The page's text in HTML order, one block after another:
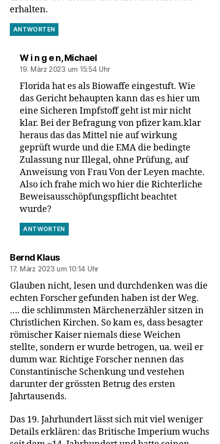
erhalten.
ANTWORTEN
W i n g e n, Michaelsagt:
19. März 2023 um 15:54 Uhr
Florida hat es als Biowaffe eingestuft. Wie
das Gericht behaupten kann das es hier um
eine Sicheren Impfstoff geht ist mir nicht
klar. Bei der Befragung von pfizer kam.klar
heraus das das Mittel nie auf wirkung
geprüft wurde und die EMA die bedingte
Zulassung nur Illegal, ohne Prüfung, auf
Anweisung von Frau Von der Leyen machte.
Also ich frahe mich wo hier die Richterliche
Beweisausschöpfungspflicht beachtet
wurde?
ANTWORTEN
Bernd Klaussagt:
17. März 2023 um 10:14 Uhr
Glauben nicht, lesen und durchdenken was die
echten Forscher gefunden haben ist der Weg.
…. die schlimmsten Märchenerzähler sitzen in
Christlichen Kirchen. So kam es, dass besagter
römischer Kaiser niemals diese Weichen
stellte, sondern er wurde betrogen, ua. weil er
dumm war. Richtige Forscher nennen das
Constantinische Schenkung und vestehen
darunter der grössten Betrug des ersten
Jahrtausends.
Das 19. Jahrhundert lässt sich mit viel weniger
Details erklären: das Britische Imperium wuchs